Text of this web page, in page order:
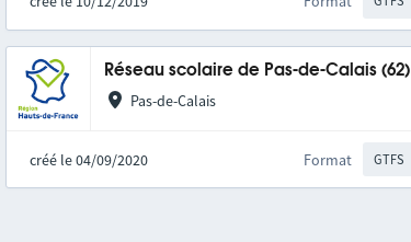
Réseau scolaire de Pas-de-Calais (62)
Pas-de-Calais
créé le 04/09/2020 Format GTFS